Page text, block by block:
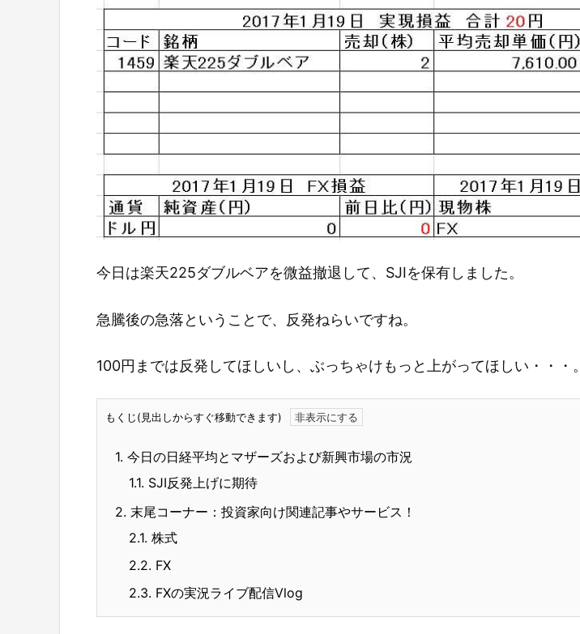
今日は楽天225ダブルベアを微益撤退して、SJIを保有しました。
急騰後の急落ということで、反発ねらいですね。
100円までは反発してほしいし、ぶっちゃけもっと上がってほしい・・・。
もくじ(見出しからすぐ移動できます)
1. 今日の日経平均とマザーズおよび新興市場の市況
1.1. SJI反発上げに期待
2. 末尾コーナー：投資家向け関連記事やサービス！
2.1. 株式
2.2. FX
2.3. FXの実況ライブ配信Vlog